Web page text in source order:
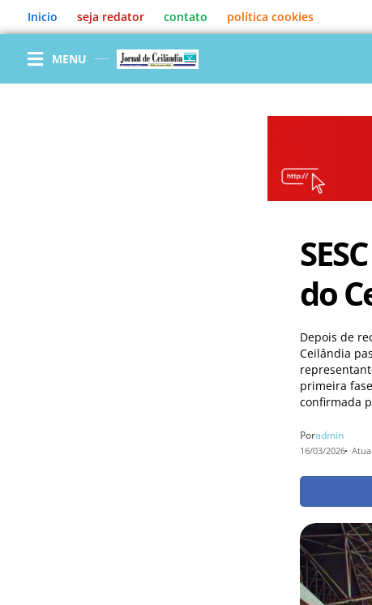
o
conteúdo
Inicio seja redator contato política cookies
MENU
do
Depois de
Ceilândia
primeira
confirmada
Poradmin
16/03/2026